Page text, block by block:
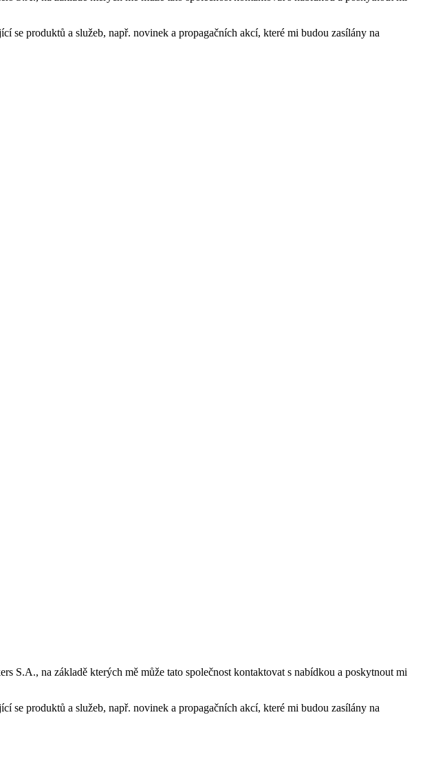
produktů a služeb, např. novinek a propagačních akcí, které mi budou zasílány na
S.A., na základě kterých mě může tato společnost kontaktovat s nabídkou a poskytnout mi
produktů a služeb, např. novinek a propagačních akcí, které mi budou zasílány na